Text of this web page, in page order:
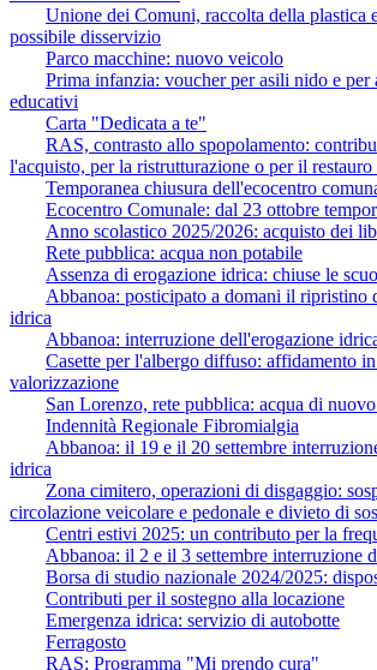
Unione dei Comuni, raccolta della plastica
possibile disservizio
Parco macchine: nuovo veicolo
Prima infanzia: voucher per asili nido e per
educativi
Carta "Dedicata a te"
RAS, contrasto allo spopolamento:
l'acquisto, per la ristrutturazione o per il restauro
Temporanea chiusura dell'ecocentro
Ecocentro Comunale: dal 23 ottobre
Anno scolastico 2025/2026: acquisto dei
Rete pubblica: acqua non potabile
Assenza di erogazione idrica: chiuse le
Abbanoa: posticipato a domani il ripristino
idrica
Abbanoa: interruzione dell'erogazione
Casette per l'albergo diffuso: affidamento
valorizzazione
San Lorenzo, rete pubblica: acqua di
Indennità Regionale Fibromialgia
Abbanoa: il 19 e il 20 settembre
idrica
Zona cimitero, operazioni di disgaggio:
circolazione veicolare e pedonale e divieto di
Centri estivi 2025: un contributo per la
Abbanoa: il 2 e il 3 settembre interruzione
Borsa di studio nazionale 2024/2025:
Contributi per il sostegno alla locazione
Emergenza idrica: servizio di autobotte
Ferragosto
RAS: Programma "Mi prendo cura"